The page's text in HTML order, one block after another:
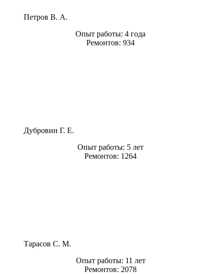
Петров В. А.
Опыт работы: 4 года
Ремонтов: 934
Дубровин Г. Е.
Опыт работы: 5 лет
Ремонтов: 1264
Тарасов С. М.
Опыт работы: 11 лет
Ремонтов: 2078